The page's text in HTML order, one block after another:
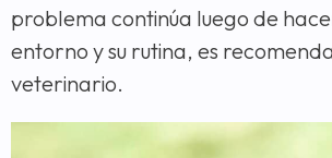
problema continúa luego de
entorno y su rutina, es
veterinario.